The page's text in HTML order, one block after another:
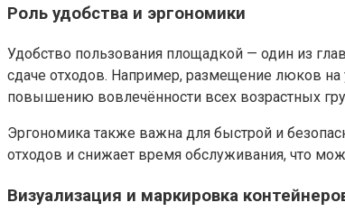
Роль удобства и эргономики
Удобство пользования площадкой — один из
сдаче отходов. Например, размещение люков на
повышению вовлечённости всех возрастных
Эргономика также важна для быстрой и
отходов и снижает время обслуживания, что
Визуализация и маркировка